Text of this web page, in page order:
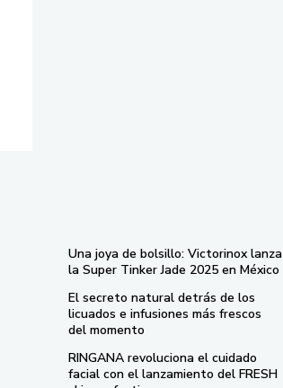
Una joya de bolsillo: Victorinox lanza
la Super Tinker Jade 2025 en México
El secreto natural detrás de los
licuados e infusiones más frescos
del momento
RINGANA revoluciona el cuidado
facial con el lanzamiento del FRESH